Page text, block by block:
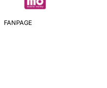
FANPAGE